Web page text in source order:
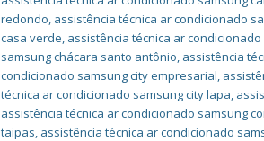
redondo, assistência técnica ar condicionado
casa verde, assistência técnica ar
samsung chácara santo antônio, assistência
condicionado samsung city empresarial,
técnica ar condicionado samsung city lapa,
assistência técnica ar condicionado samsung
taipas, assistência técnica ar condicionado